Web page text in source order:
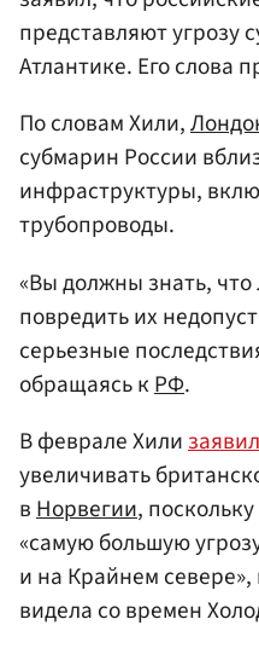
представляют угрозу
Атлантике. Его слова
По словам Хили,
субмарин России
инфраструктуры,
трубопроводы.
«Вы должны знать,
повредить их
серьезные
обращаясь к РФ.
В феврале Хилизаявил
увеличивать
вНорвегии,
«самую большую
и на Крайнем
видела со времен